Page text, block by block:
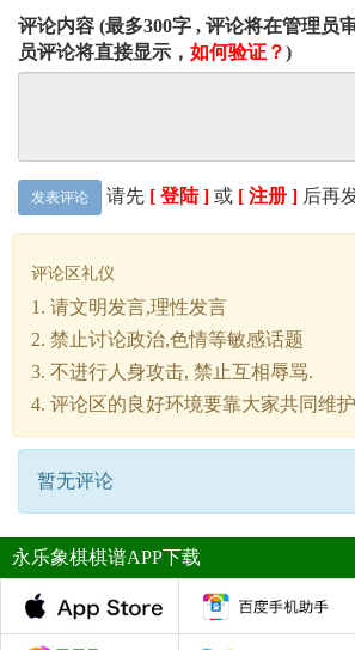
评论内容 (最多300字 , 评论将在管理员
员评论将直接显示， 如何验证？)
发表评论 请先 [ 登陆 ] 或 [ 注册 ] 后再
评论区礼仪
1. 请文明发言,理性发言
2. 禁止讨论政治,色情等敏感话题
3. 不进行人身攻击, 禁止互相辱骂.
4. 评论区的良好环境要靠大家共同维
暂无评论
永乐象棋棋谱APP下载